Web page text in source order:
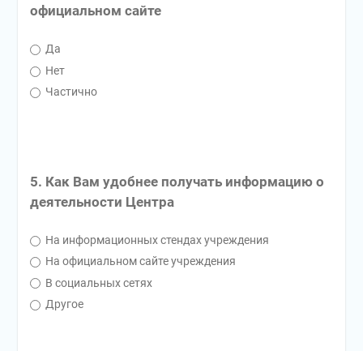
официальном сайте
Да
Нет
Частично
5. Как Вам удобнее получать информацию о
деятельности Центра
На информационных стендах учреждения
На официальном сайте учреждения
В социальных сетях
Другое